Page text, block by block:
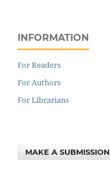
INFORMATION
For Readers
For Authors
For Librarians
MAKE A SUBMISSION